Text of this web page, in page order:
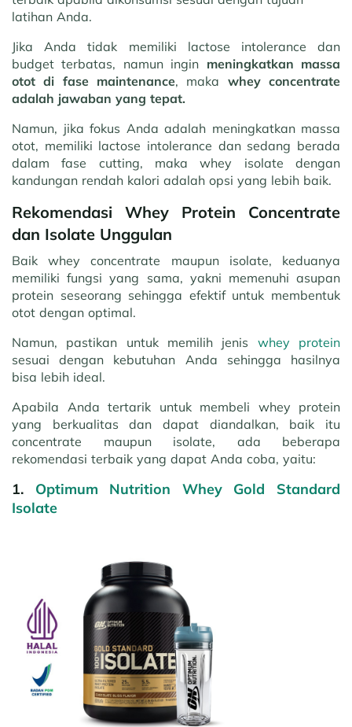
latihan Anda.
Jika Anda tidak memiliki lactose intolerance dan
budget terbatas, namun ingin meningkatkan massa
otot di fase maintenance, maka whey concentrate
adalah jawaban yang tepat.
Namun, jika fokus Anda adalah meningkatkan massa
otot, memiliki lactose intolerance dan sedang berada
dalam fase cutting, maka whey isolate dengan
kandungan rendah kalori adalah opsi yang lebih baik.
Rekomendasi Whey Protein Concentrate
dan Isolate Unggulan
Baik whey concentrate maupun isolate, keduanya
memiliki fungsi yang sama, yakni memenuhi asupan
protein seseorang sehingga efektif untuk membentuk
otot dengan optimal.
Namun, pastikan untuk memilih jenis whey protein
sesuai dengan kebutuhan Anda sehingga hasilnya
bisa lebih ideal.
Apabila Anda tertarik untuk membeli whey protein
yang berkualitas dan dapat diandalkan, baik itu
concentrate maupun isolate, ada beberapa
rekomendasi terbaik yang dapat Anda coba, yaitu:
1. Optimum Nutrition Whey Gold Standard
Isolate